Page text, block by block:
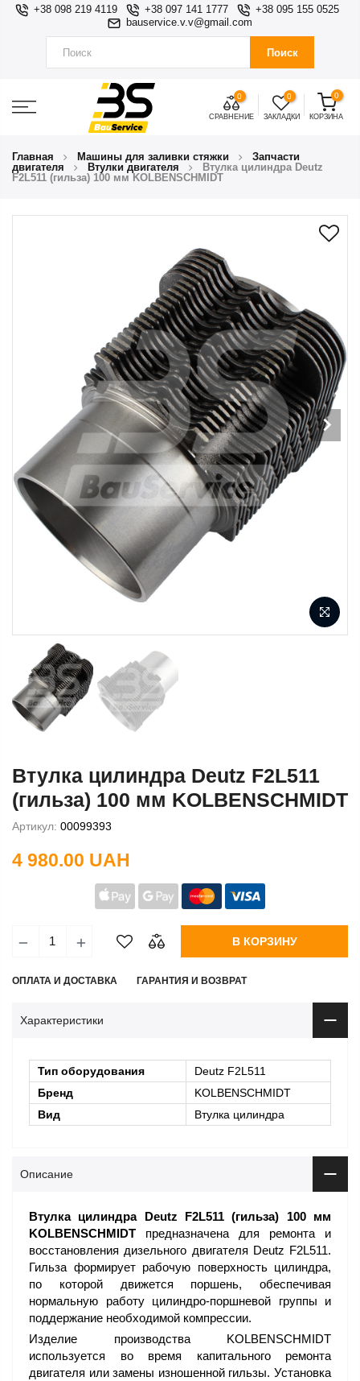
+38 098 219 4119 +38 097 141 1777
+38 095 155 0525
bauservice.v.v@gmail.com
Поиск
0
СРАВНЕНИЕ
0
ЗАКЛАДКИ
0
КОРЗИНА
Главная Машины для заливки стяжки
Запчасти
двигателя
Втулки двигателя
Втулка цилиндра Deutz
F2L511 (гильза) 100 мм KOLBENSCHMIDT
Втулка цилиндра Deutz F2L511
(гильза) 100 мм KOLBENSCHMIDT
Артикул: 00099393
4 980.00 UAH
В КОРЗИНУ
ОПЛАТА И ДОСТАВКА ГАРАНТИЯ И ВОЗВРАТ
Характеристики
Тип оборудования
Deutz F2L511
Бренд
KOLBENSCHMIDT
Вид
Втулка цилиндра
Описание
Втулка цилиндра Deutz F2L511 (гильза) 100 мм
KOLBENSCHMIDT предназначена для ремонта и
восстановления дизельного двигателя Deutz F2L511.
Гильза формирует рабочую поверхность цилиндра,
по которой движется поршень, обеспечивая
нормальную работу цилиндро-поршневой группы и
поддержание необходимой компрессии.
Изделие производства KOLBENSCHMIDT
используется во время капитального ремонта
двигателя или замены изношенной гильзы. Установка